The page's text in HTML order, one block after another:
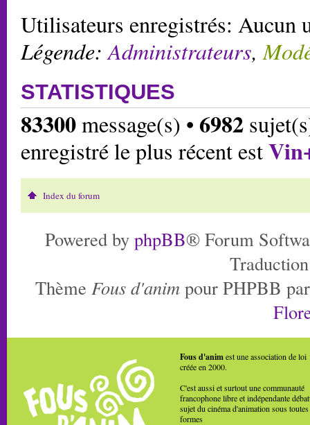
Utilisateurs enregistrés: Aucun
Légende:Administrateurs,
STATISTIQUES
83300message(s) • 6982
enregistré le plus récent est
Index du forum
Powered by phpBB® Forum
Thème Fous d'anim pour PHPBB
Fous d'animest une association de loi
créée en 2000.
C'est aussi et surtout une communauté
francophone libre et indépendante
sujet du cinéma d'animation sous toutes
formes